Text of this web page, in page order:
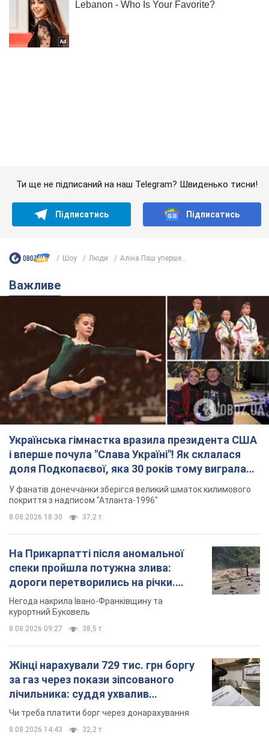
Українська гімнастка вразила президента США
і вперше почула "Слава Україні"! Як склалася
доля Подкопаєвої, яка 30 років тому виграла
"золото" Олімпіади
У фанатів донеччанки зберігся великий шматок килимового
покриття з надписом "Атланта-1996"
8.08.2026 18:30 37,2 т.
На Прикарпатті після аномальної
спеки пройшла потужна злива:
дороги перетворились на річки.
Відео
курортний Буковель
за газ через покази зіпсованого
лічильника: суддя ухвалив
неочікуване рішення
8.08.2026 14:43 32,2 т.